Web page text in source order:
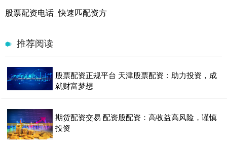
股票配资电话_快速匹配资方
推荐阅读
股票配资正规平台 天津股票配资：助力投资，成
就财富梦想
期货配资交易 配资股配资：高收益高风险，谨慎
投资